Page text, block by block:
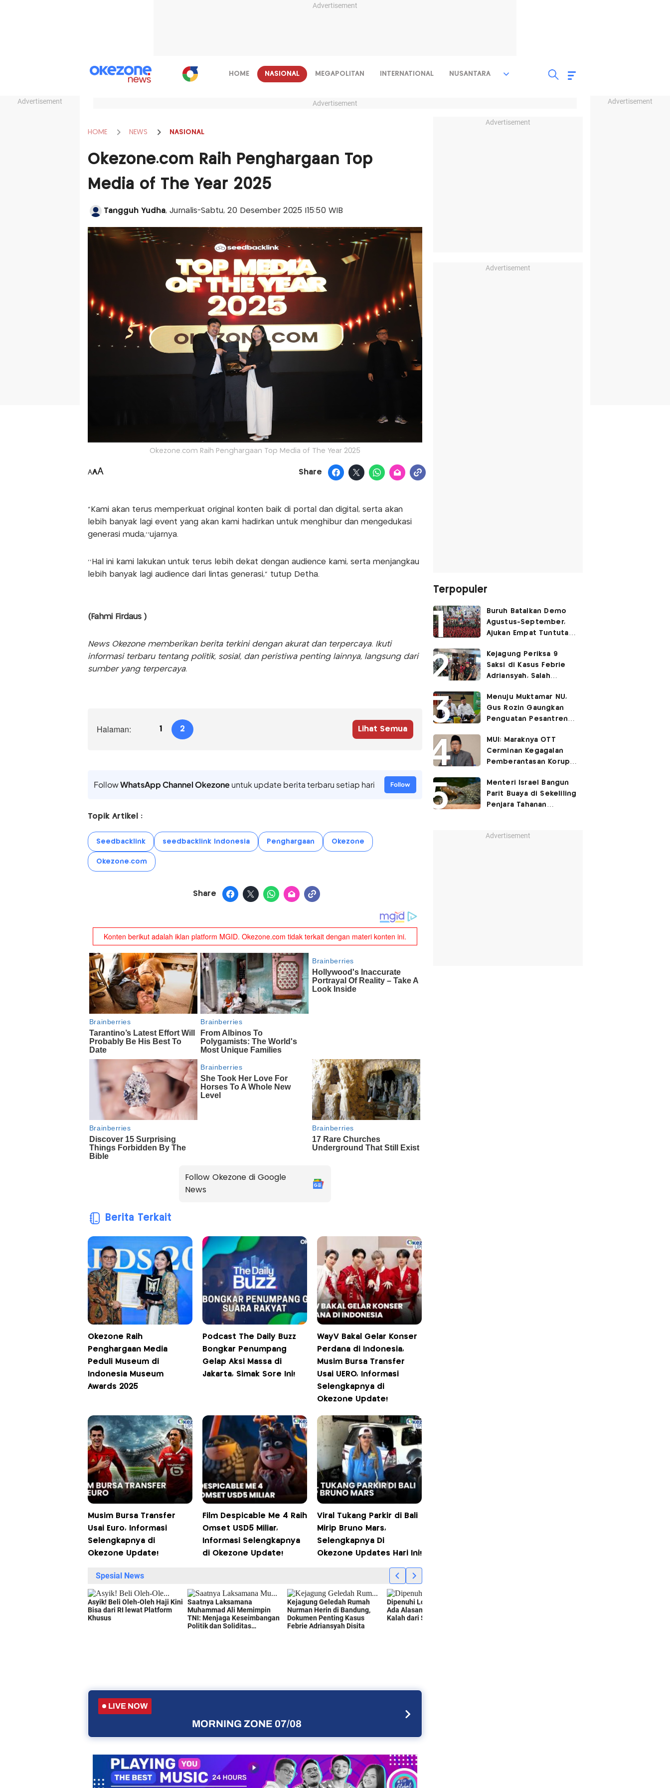
Advertisement
Advertisement Advertisement
HOME NASIONAL MEGAPOLITAN INTERNATIONAL NUSANTARA
Advertisement
HOME NEWS NASIONAL
Okezone.com Raih Penghargaan Top
Media of The Year 2025
Tangguh Yudha, Jurnalis-Sabtu, 20 Desember 2025 |15:50 WIB
Okezone.com Raih Penghargaan Top Media of The Year 2025
AAA Share
"Kami akan terus memperkuat original konten baik di portal dan digital, serta akan
lebih banyak lagi event yang akan kami hadirkan untuk menghibur dan mengedukasi
generasi muda,’’ujarnya.
‘’Hal ini kami lakukan untuk terus lebih dekat dengan audience kami, serta menjangkau
lebih banyak lagi audience dari lintas generasi," tutup Detha.
(Fahmi Firdaus )
News Okezone memberikan berita terkini dengan akurat dan terpercaya. Ikuti
informasi terbaru tentang politik, sosial, dan peristiwa penting lainnya, langsung dari
sumber yang terpercaya.
Halaman: 1 2 Lihat Semua
FollowWhatsApp Channel Okezoneuntuk update berita terbaru setiap hari Follow
Topik Artikel :
Seedbacklink seedbacklink Indonesia Penghargaan Okezone
Okezone.com
Share
Follow Okezone di Google
News
Berita Terkait
Okezone Raih
Penghargaan Media
Peduli Museum di
Indonesia Museum
Awards 2025
Podcast The Daily Buzz
Bongkar Penumpang
Gelap Aksi Massa di
Jakarta, Simak Sore Ini!
WayV Bakal Gelar Konser
Perdana di Indonesia,
Musim Bursa Transfer
Usai UERO, Informasi
Selengkapnya di
Okezone Update!
Musim Bursa Transfer
Usai Euro, Informasi
Selengkapnya di
Okezone Update!
Film Despicable Me 4 Raih
Omset USD5 Miliar,
Informasi Selengkapnya
di Okezone Update!
Viral Tukang Parkir di Bali
Mirip Bruno Mars,
Selengkapnya Di
Okezone Updates Hari Ini!
LIVE NOW
MORNING ZONE 07/08
Advertisement
Advertisement
Terpopuler
Buruh Batalkan Demo
Agustus-September,
Ajukan Empat Tuntutan
Kejagung Periksa 9
Saksi di Kasus Febrie
Adriansyah, Salah
Menuju Muktamar NU,
Gus Rozin Gaungkan
Penguatan Pesantren
MUI: Maraknya OTT
Cerminan Kegagalan
Pemberantasan Korupsi
Menteri Israel Bangun
Parit Buaya di Sekeliling
Penjara Tahanan
Advertisement